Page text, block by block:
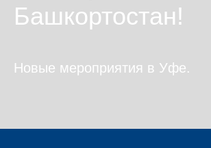
Башкортостан!
Новые мероприятия в Уфе.